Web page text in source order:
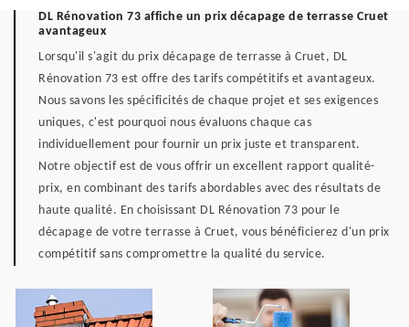
DL Rénovation 73 affiche un prix décapage de terrasse Cruet
avantageux
Lorsqu'il s'agit du prix décapage de terrasse à Cruet, DL
Rénovation 73 est offre des tarifs compétitifs et avantageux.
Nous savons les spécificités de chaque projet et ses exigences
uniques, c'est pourquoi nous évaluons chaque cas
individuellement pour fournir un prix juste et transparent.
Notre objectif est de vous offrir un excellent rapport qualité-
prix, en combinant des tarifs abordables avec des résultats de
haute qualité. En choisissant DL Rénovation 73 pour le
décapage de votre terrasse à Cruet, vous bénéficierez d'un prix
compétitif sans compromettre la qualité du service.